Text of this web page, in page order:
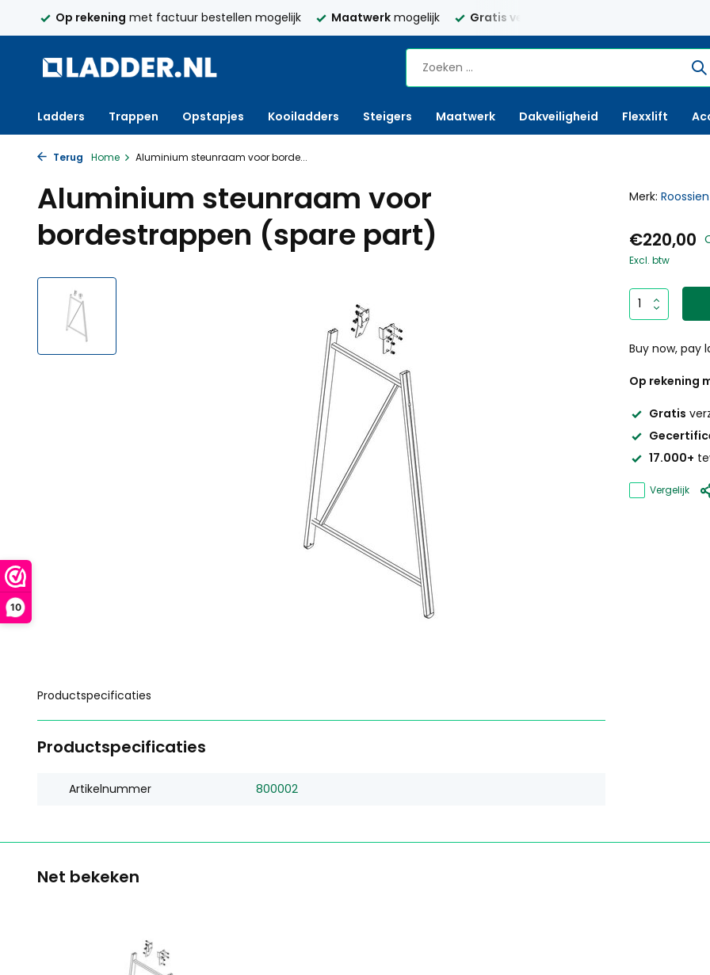
10
Op rekening met factuur bestellen mogelijk Maatwerk mogelijk Gratis verzending
Ladders Trappen Opstapjes Kooiladders Steigers Maatwerk Dakveiligheid Flexxlift
Terug Home Aluminium steunraam voor borde...
Aluminium steunraam voor
bordestrappen (spare part)
Productspecificaties
Productspecificaties
Artikelnummer 800002
Merk: Roossien
€220,00
Excl. btw
Buy now, pay
Op rekening
Gratis
17.000+
Vergelijk
Net bekeken